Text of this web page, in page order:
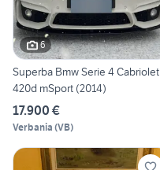
6
Superba Bmw Serie 4 Cabriolet
420d mSport (2014)
17.900 €
Verbania (VB)